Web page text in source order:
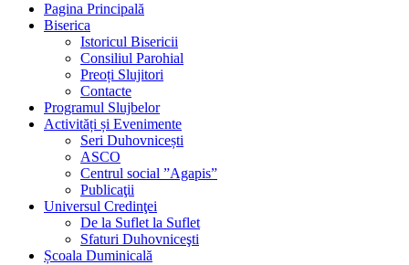
Pagina Principală
Biserica
Istoricul Bisericii
Consiliul Parohial
Preoți Slujitori
Contacte
Programul Slujbelor
Activități și Evenimente
Seri Duhovnicești
ASCO
Centrul social ”Agapis”
Publicaţii
Universul Credinţei
De la Suflet la Suflet
Sfaturi Duhovniceşti
Școala Duminicală